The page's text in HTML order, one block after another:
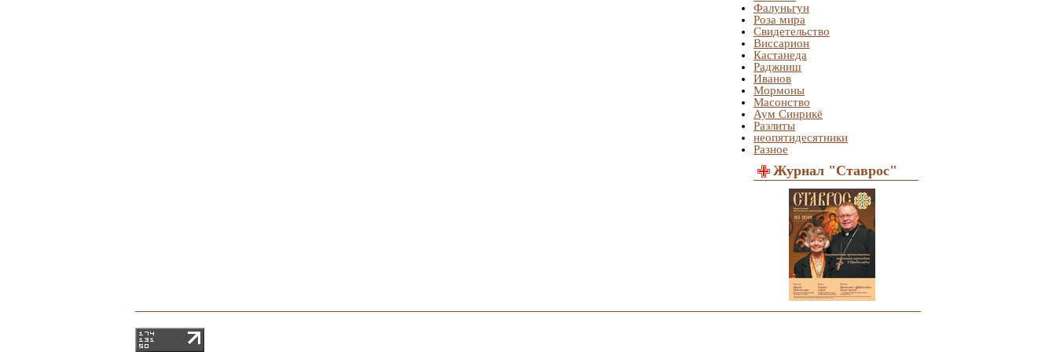
Фалуньгун
Роза мира
Свидетельство
Виссарион
Кастанеда
Раджниш
Иванов
Мормоны
Масонство
Аум Синрикё
Раэлиты
неопятидесятники
Разное
Журнал "Ставрос"